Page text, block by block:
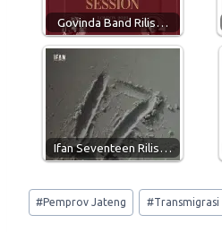
p
m
k
Govinda Band Rilis…
Ifan Seventeen Rilis…
Post
Tags:
#Pemprov Jateng #Transmigrasi